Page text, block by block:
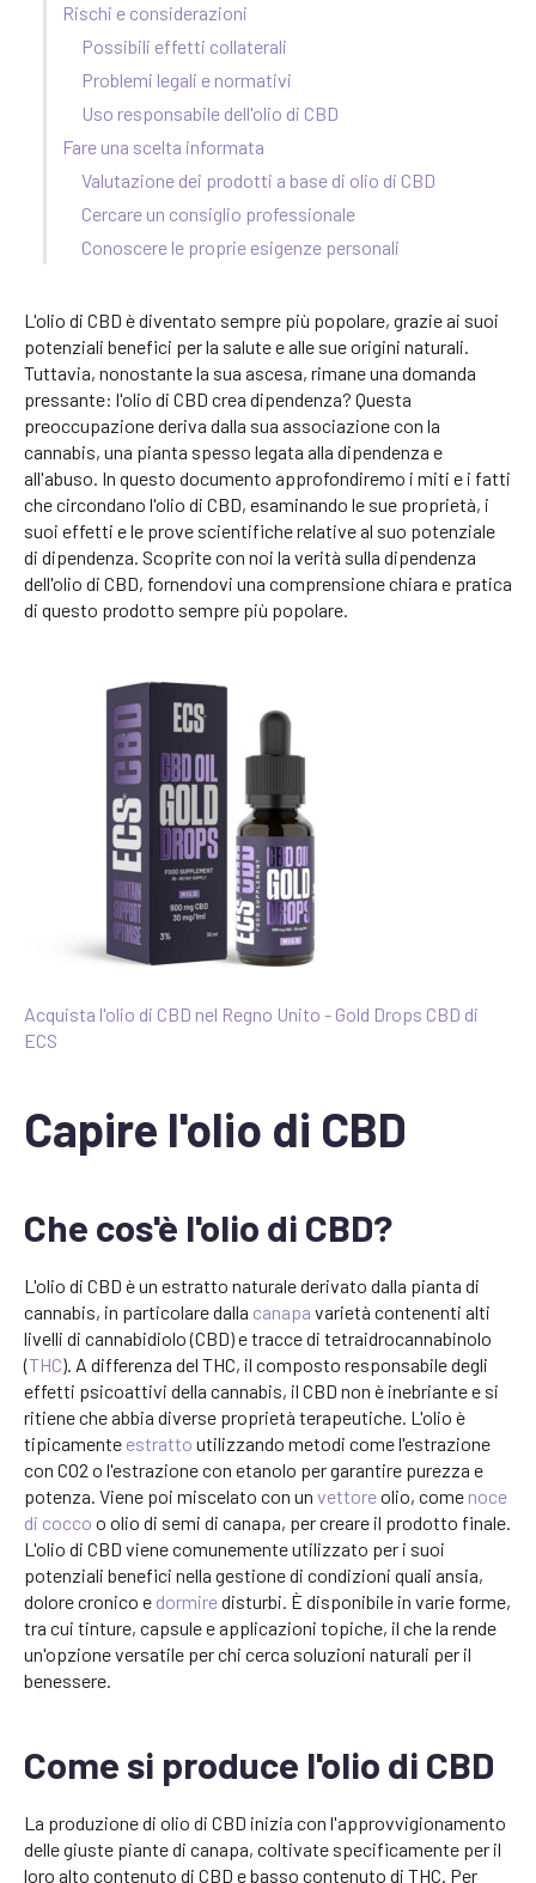
Rischi e considerazioni
Possibili effetti collaterali
Problemi legali e normativi
Uso responsabile dell'olio di CBD
Fare una scelta informata
Valutazione dei prodotti a base di olio di CBD
Cercare un consiglio professionale
Conoscere le proprie esigenze personali
L'olio di CBD è diventato sempre più popolare, grazie ai suoi
potenziali benefici per la salute e alle sue origini naturali.
Tuttavia, nonostante la sua ascesa, rimane una domanda
pressante: l'olio di CBD crea dipendenza? Questa
preoccupazione deriva dalla sua associazione con la
cannabis, una pianta spesso legata alla dipendenza e
all'abuso. In questo documento approfondiremo i miti e i fatti
che circondano l'olio di CBD, esaminando le sue proprietà, i
suoi effetti e le prove scientifiche relative al suo potenziale
di dipendenza. Scoprite con noi la verità sulla dipendenza
dell'olio di CBD, fornendovi una comprensione chiara e pratica
di questo prodotto sempre più popolare.
Acquista l'olio di CBD nel Regno Unito - Gold Drops CBD di
ECS
Capire l'olio di CBD
Che cos'è l'olio di CBD?
L'olio di CBD è un estratto naturale derivato dalla pianta di
cannabis, in particolare dalla canapa varietà contenenti alti
livelli di cannabidiolo (CBD) e tracce di tetraidrocannabinolo
(THC). A differenza del THC, il composto responsabile degli
effetti psicoattivi della cannabis, il CBD non è inebriante e si
ritiene che abbia diverse proprietà terapeutiche. L'olio è
tipicamente estratto utilizzando metodi come l'estrazione
con CO2 o l'estrazione con etanolo per garantire purezza e
potenza. Viene poi miscelato con un vettoreolio, come noce
di cocco o olio di semi di canapa, per creare il prodotto finale.
L'olio di CBD viene comunemente utilizzato per i suoi
potenziali benefici nella gestione di condizioni quali ansia,
dolore cronico e dormiredisturbi. È disponibile in varie forme,
tra cui tinture, capsule e applicazioni topiche, il che la rende
un'opzione versatile per chi cerca soluzioni naturali per il
benessere.
Come si produce l'olio di CBD
La produzione di olio di CBD inizia con l'approvvigionamento
delle giuste piante di canapa, coltivate specificamente per il
loro alto contenuto di CBD e basso contenuto di THC. Per